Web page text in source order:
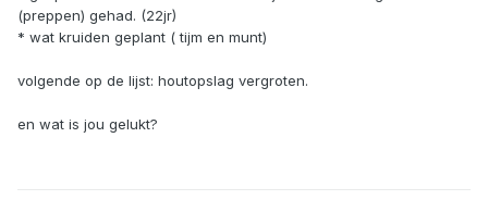
(preppen) gehad. (22jr)
* wat kruiden geplant ( tijm en munt)
volgende op de lijst: houtopslag vergroten.
en wat is jou gelukt?